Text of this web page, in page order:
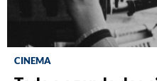
CINEMA
ZUM
DISCOGRAFIA BRASILEIRA